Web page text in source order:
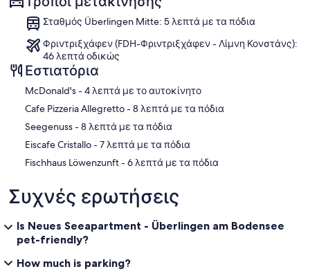
Σταθμός Überlingen Mitte: 5 λεπτά με τα πόδια
Φριντριξχάφεν (FDH-Φριντριξχάφεν - Λίμνη Κονστάνς):
46 λεπτά οδικώς
Εστιατόρια
‪McDonald's - ‬4 λεπτά με το αυτοκίνητο
‪Cafe Pizzeria Allegretto - ‬8 λεπτά με τα πόδια
‪Seegenuss - ‬8 λεπτά με τα πόδια
‪Eiscafe Cristallo - ‬7 λεπτά με τα πόδια
‪Fischhaus Löwenzunft - ‬6 λεπτά με τα πόδια
Συχνές ερωτήσεις
Is Neues Seeapartment - Überlingen am Bodensee
pet-friendly?
How much is parking?